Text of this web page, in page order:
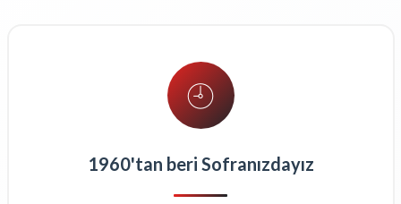
1960'tan beri Sofranızdayız